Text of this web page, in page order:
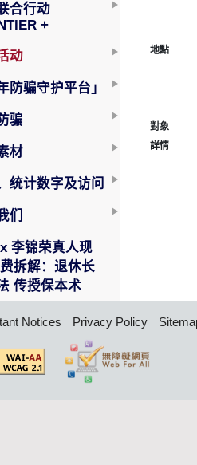
合行动
+
动
防骗守护平台」
骗
材
统计数字及访问
们
李锦荣真人现
拆解：退休长
传授保本术
地點
對象
詳情
Notices Privacy Policy